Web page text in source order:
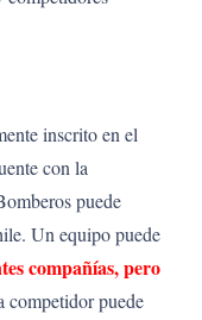
inscrito en el
con la
puede
Un equipo puede
compañías, pero
competidor puede